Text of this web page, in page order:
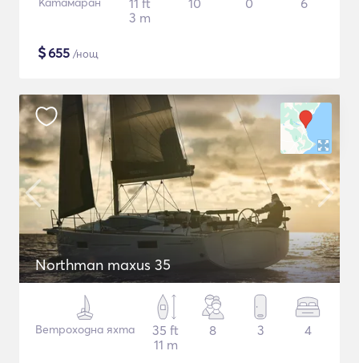
11 ft
3 m
10 0 6
$655 /нощ
Northman maxus 35
Ветроходна яхта
35 ft
11 m
8 3 4